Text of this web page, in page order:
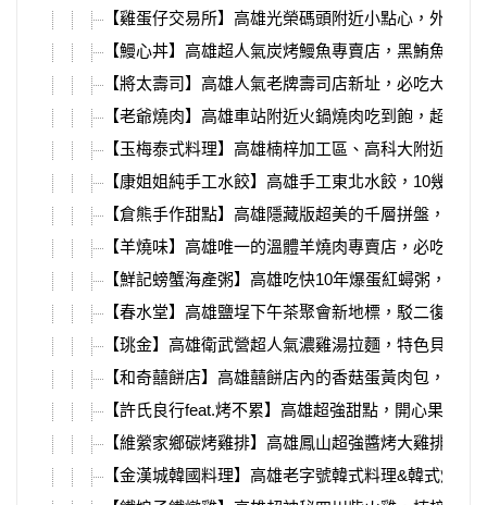
【雞蛋仔交易所】高雄光榮碼頭附近小點心，外皮香
【鰻心丼】高雄超人氣炭烤鰻魚專賣店，黑鮪魚季最
【將太壽司】高雄人氣老牌壽司店新址，必吃大塊
【老爺燒肉】高雄車站附近火鍋燒肉吃到飽，超多
【玉梅泰式料理】高雄楠梓加工區、高科大附近，
【康姐姐純手工水餃】高雄手工東北水餃，10幾種
【倉熊手作甜點】高雄隱藏版超美的千層拼盤，超
【羊燒味】高雄唯一的溫體羊燒肉專賣店，必吃每
【鮮記螃蟹海產粥】高雄吃快10年爆蛋紅蟳粥，百
【春水堂】高雄鹽埕下午茶聚會新地標，駁二復古
【珧金】高雄衛武營超人氣濃雞湯拉麵，特色貝塩
【和奇囍餅店】高雄囍餅店內的香菇蛋黃肉包，在
【許氏良行feat.烤不累】高雄超強甜點，開心果布蕾
【維縈家鄉碳烤雞排】高雄鳳山超強醬烤大雞排，
【金漢城韓國料理】高雄老字號韓式料理&韓式燒肉